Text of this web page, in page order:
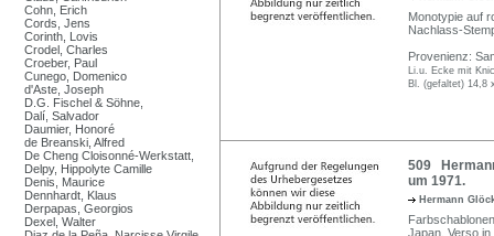
Cohn, Erich
Cords, Jens
Corinth, Lovis
Crodel, Charles
Croeber, Paul
Cunego, Domenico
d'Aste, Joseph
D.G. Fischel & Söhne,
Dalí, Salvador
Daumier, Honoré
de Breanski, Alfred
De Cheng Cloisonné-Werkstatt,
Delpy, Hippolyte Camille
Denis, Maurice
Dennhardt, Klaus
Derpapas, Georgios
Dexel, Walter
Monotypie auf
Nachlass-
Provenienz:
Li.u. Ecke mit
Bl. (gefaltet) 14,8
509
um 1971.
Hermann
Japan. Verso